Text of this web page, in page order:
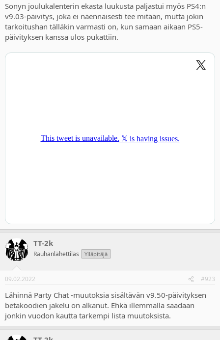
Sonyn joulukalenterin ekasta luukusta paljastui myös PS4:n
v9.03-päivitys, joka ei näennäisesti tee mitään, mutta jokin
tarkoitushan tälläkin varmasti on, kun samaan aikaan PS5-
päivityksen kanssa ulos pukattiin.
TT-2k
Rauhanlähettiläs Ylläpitäjä
09.02.2022 #923
Lähinnä Party Chat -muutoksia sisältävän v9.50-päivityksen
betakoodien jakelu on alkanut. Ehkä illemmalla saadaan
jonkin vuodon kautta tarkempi lista muutoksista.